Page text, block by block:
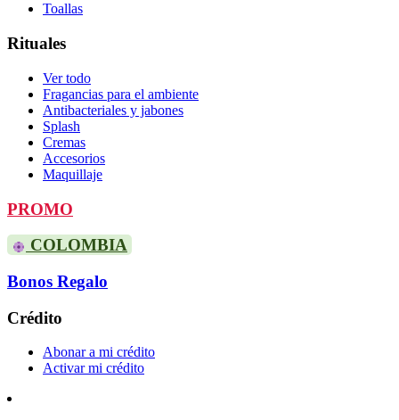
Toallas
Rituales
Ver todo
Fragancias para el ambiente
Antibacteriales y jabones
Splash
Cremas
Accesorios
Maquillaje
PROMO
COLOMBIA
Bonos Regalo
Crédito
Abonar a mi crédito
Activar mi crédito